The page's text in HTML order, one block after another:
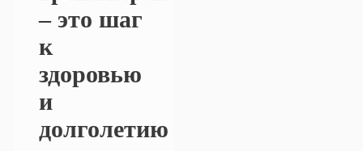
– это шаг
к
здоровью
и
долголетию